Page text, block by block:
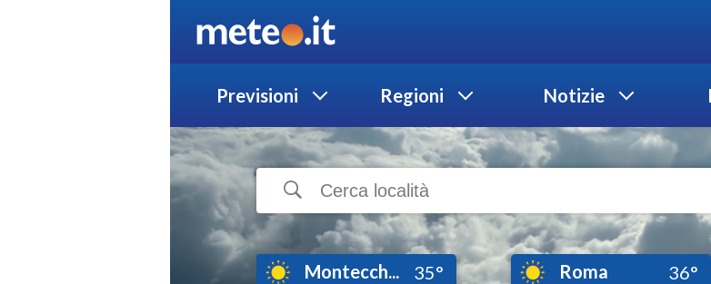
Previsioni Regioni Notizie
Montecch... 35° Roma 36°